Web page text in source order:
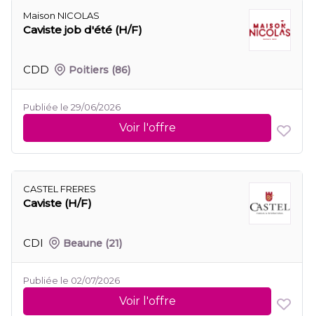
Maison NICOLAS
Caviste job d'été (H/F)
CDD Poitiers (86)
Publiée le 29/06/2026
Voir l'offre
CASTEL FRERES
Caviste (H/F)
CDI Beaune (21)
Publiée le 02/07/2026
Voir l'offre